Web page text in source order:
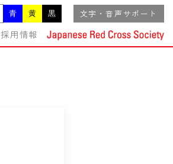
青 黄 黒 文字・音声サポート
採用情報